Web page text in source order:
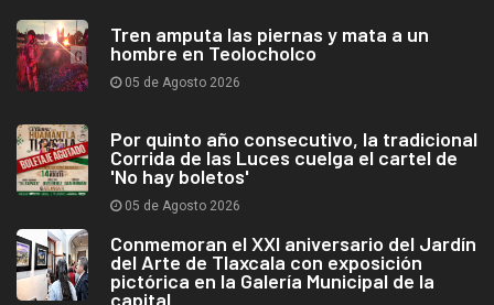
Tren amputa las piernas y mata a un
hombre en Teolocholco
05 de Agosto 2026
Por quinto año consecutivo, la tradicional
Corrida de las Luces cuelga el cartel de
'No hay boletos'
05 de Agosto 2026
Conmemoran el XXI aniversario del Jardín
del Arte de Tlaxcala con exposición
pictórica en la Galería Municipal de la
capital